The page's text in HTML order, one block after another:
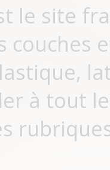
le site
couches
à tout